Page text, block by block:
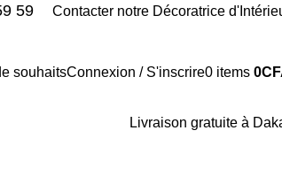
59 Contacter notre Décoratrice
souhaitsConnexion / S'inscrire0 items 0
Livraison gratuite à